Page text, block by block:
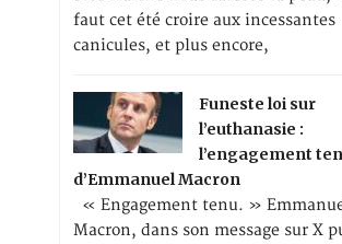
faut cet été croire aux incessantes
canicules, et plus encore,
Funeste loi sur
l’euthanasie :
l’engagement
d’Emmanuel Macron
« Engagement tenu. »
Macron, dans son message sur X